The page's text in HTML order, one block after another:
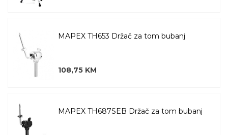
MAPEX TH653 Držač za tom bubanj
108,75 KM
MAPEX TH687SEB Držač za tom bubanj